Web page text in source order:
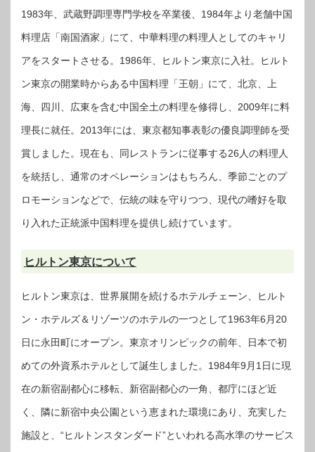
1983年、武蔵野調理専門学校を卒業後、1984年より老舗中国
料理店「南国酒家」にて、中華料理の料理人としてのキャリ
アをスタートさせる。1986年、ヒルトン東京に入社。ヒルト
ン東京の開業時からある中国料理「王朝」にて、北京、上
海、四川、広東を含む中国全土の料理を修得し、2009年に料
理長に就任。2013年には、東京都知事表彰の優良調理師を受
賞しました。現在も、同レストランに従事する26人の料理人
を統括し、通常のオペレーションはもちろん、季節ごとのプ
ロモーションなどで、伝統の味を守りつつ、現代の嗜好を取
り入れた正統派中国料理を提供し続けています。
ヒルトン東京について
ヒルトン東京は、世界展開を続けるホテルチェーン、ヒルト
ン・ホテルズ＆リゾーツのホテルの一つとして1963年6月20
日に永田町にオープン。東京オリンピックの前年、日本で初
めての外資系ホテルとして誕生しました。1984年9月1日に現
在の新宿副都心に移転、新宿副都心の一角、都庁にほど近
く、隣に新宿中央公園という恵まれた環境にあり、充実した
施設と、“ヒルトンスタンダード”といわれる高水準のサービス